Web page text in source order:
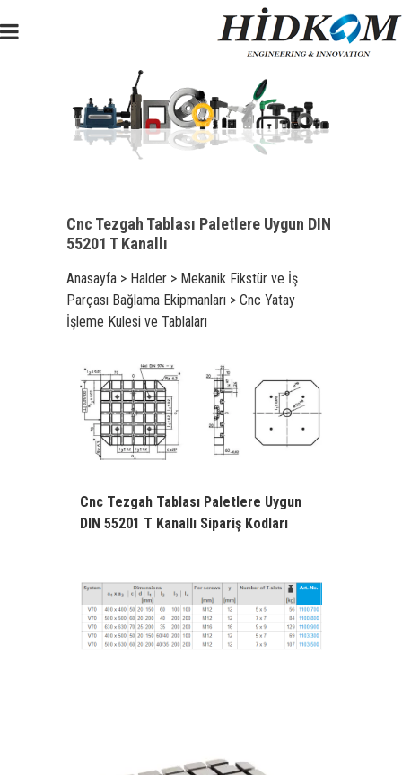
Cnc Tezgah Tablası Paletlere Uygun DIN
55201 T Kanallı
Anasayfa > Halder > Mekanik Fikstür ve İş
Parçası Bağlama Ekipmanları > Cnc Yatay
İşleme Kulesi ve Tablaları
Cnc Tezgah Tablası Paletlere Uygun
DIN 55201 T Kanallı Sipariş Kodları